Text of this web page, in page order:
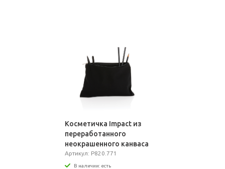
Косметичка Impact из
переработанного
неокрашенного канваса
AWARE™, 285 г/м²
Артикул: P820.771
В наличии: есть